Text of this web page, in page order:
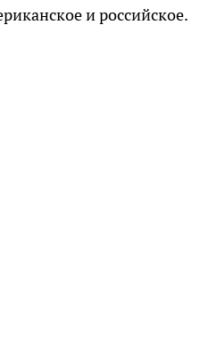
и российское.